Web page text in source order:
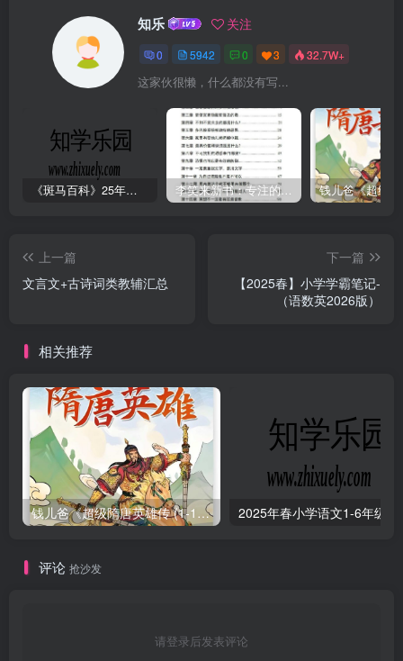
知乐 关注
0 5942 0 3 32.7W+
这家伙很懒，什么都没有写...
《斑马百科》25年最新30科全套高清视频 李笑来新书：专注的真相 [PDF]
上一篇
文言文+古诗词类教辅汇总
下一篇
【2025春】小学学霸笔记-
（语数英2026版）
相关推荐
钱儿爸《超级隋唐英雄传 (1-10季) +超级隋唐英雄后传 (1-4季）
评论 抢沙发
请登录后发表评论